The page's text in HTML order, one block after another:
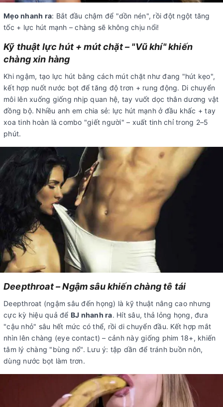
Mẹo nhanh ra: Bắt đầu chậm để "dồn nén", rồi đột ngột tăng
tốc + lực hút mạnh – chàng sẽ không chịu nổi!
Kỹ thuật lực hút + mút chặt – "Vũ khí" khiến
chàng xin hàng
Khi ngậm, tạo lực hút bằng cách mút chặt như đang "hút kẹo",
kết hợp nuốt nước bọt để tăng độ trơn + rung động. Di chuyển
môi lên xuống giống nhịp quan hệ, tay vuốt dọc thân dương vật
đồng bộ. Nhiều anh em chia sẻ: lực hút mạnh ở đầu khấc + tay
xoa tinh hoàn là combo "giết người" – xuất tinh chỉ trong 2–5
phút.
Deepthroat – Ngậm sâu khiến chàng tê tái
Deepthroat (ngậm sâu đến họng) là kỹ thuật nâng cao nhưng
cực kỳ hiệu quả để BJ nhanh ra. Hít sâu, thả lỏng họng, đưa
"cậu nhỏ" sâu hết mức có thể, rồi di chuyển đầu. Kết hợp mắt
nhìn lên chàng (eye contact) – cảnh này giống phim 18+, khiến
tâm lý chàng "bùng nổ". Lưu ý: tập dần để tránh buồn nôn,
dùng nước bọt làm trơn.